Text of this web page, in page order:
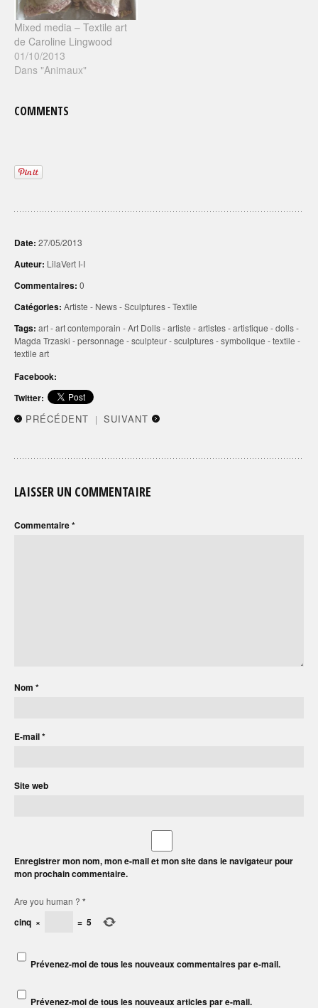
Mixed media – Textile art
de Caroline Lingwood
01/10/2013
Dans "Animaux"
COMMENTS
Date: 27/05/2013
Auteur: LilaVert I-I
Commentaires: 0
Catégories: Artiste - News-Sculptures-Textile
Tags: art-art contemporain -Art Dolls-artiste -artistes-artistique -dolls-
Magda Trzaski -personnage -sculpteur-sculptures-symbolique -textile -
textile art
Facebook:
Twitter:
PRÉCÉDENT | SUIVANT
LAISSER UN COMMENTAIRE
Commentaire*
Nom *
E-mail*
Site web
Enregistrer mon nom, mon e-mail et mon site dans le navigateur pour
mon prochain commentaire.
Are you human ? *
cinq × = 5
Prévenez-moi de tous les nouveaux commentaires par e-mail.
Prévenez-moi de tous les nouveaux articles par e-mail.